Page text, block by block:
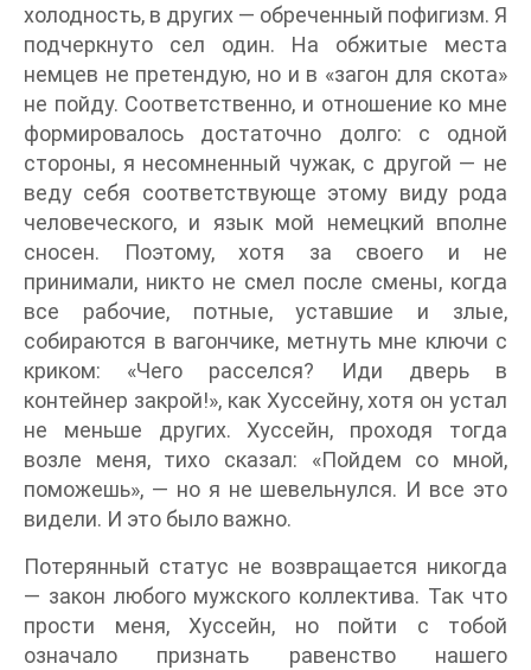
холодность, в других — обреченный пофигизм. Я
подчеркнуто сел один. На обжитые места
немцев не претендую, но и в «загон для скота»
не пойду. Соответственно, и отношение ко мне
формировалось достаточно долго: с одной
стороны, я несомненный чужак, с другой — не
веду себя соответствующе этому виду рода
человеческого, и язык мой немецкий вполне
сносен. Поэтому, хотя за своего и не
принимали, никто не смел после смены, когда
все рабочие, потные, уставшие и злые,
собираются в вагончике, метнуть мне ключи с
криком: «Чего расселся? Иди дверь в
контейнер закрой!», как Хуссейну, хотя он устал
не меньше других. Хуссейн, проходя тогда
возле меня, тихо сказал: «Пойдем со мной,
поможешь», — но я не шевельнулся. И все это
видели. И это было важно.
Потерянный статус не возвращается никогда
— закон любого мужского коллектива. Так что
прости меня, Хуссейн, но пойти с тобой
означало признать равенство нашего